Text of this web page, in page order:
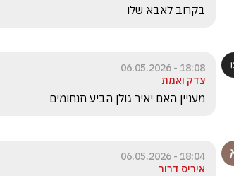
בקרוב לאבא שלו
18:08 - 06.05.2026
צדק ואמת
מעניין האם יאיר גולן הביע תנחומים
18:04 - 06.05.2026
איריס דרור